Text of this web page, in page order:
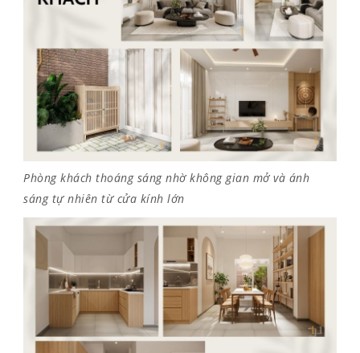
Phòng khách thoáng sáng nhờ không gian mở và ánh
sáng tự nhiên từ cửa kính lớn